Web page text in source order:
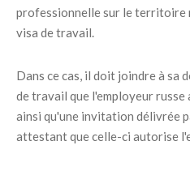
professionnelle sur le territoire
visa de travail.
Dans ce cas, il doit joindre à sa
de travail que l'employeur russe
ainsi qu'une invitation délivrée
attestant que celle-ci autorise